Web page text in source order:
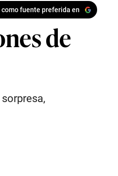
fuente preferida en
de